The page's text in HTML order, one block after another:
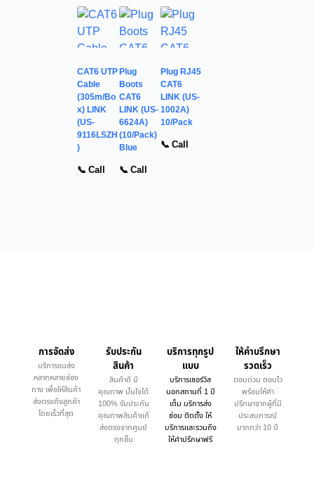
CAT6 UTP
Cable
(305m/Bo
x) LINK
(US-
9116LSZH
)
📞 Call
Plug
Boots
CAT6
LINK (US-
6624A)
(10/Pack)
Blue
📞 Call
Plug RJ45
CAT6
LINK (US-
1002A)
10/Pack
📞 Call
การจัดส่ง
บริการขนส่ง
หลากหลายช่อง
ทาง เพื่อให้สินค้า
ส่งตรงถึงลูกค้า
โดยเร็วที่สุด
รับประกัน
สินค้า
สินค้าดี มี
คุณภาพ มั่นใจได้
100% รับประกัน
คุณภาพสินค้าแท้
ส่งตรงจากศูนย์
ทุกชิ้น
บริการทุกรูป
แบบ
บริการเซอร์วิส
นอกสถานที่ 1 ปี
เต็ม บริการส่ง
ซ่อม ติดตั้ง ให้
บริการและรวมถึง
ให้คำปรึกษาฟรี
ให้คำบรึกษา
รวดเร็ว
ตอบด่วน ตอบไว
พร้อมให้คำ
ปรึกษาจากผู้ที่มี
ประสบการณ์
มากกว่า 10 ปี